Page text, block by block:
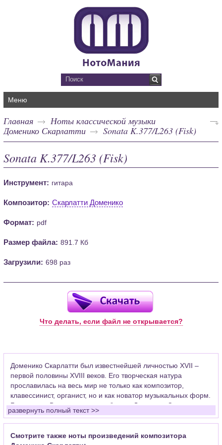
Меню
Главная
Ноты классической музыки
Доменико Скарлатти
Sonata K.377/L263 (Fisk)
Sonata K.377/L263 (Fisk)
Инструмент: гитара
Композитор: Скарлатти Доменико
Формат: pdf
Размер файла: 891.7 Кб
Загрузили: 698 раз
Что делать, если файл не открывается?
Доменико Скарлатти был известнейшей личностью XVII –
первой половины XVIII веков. Его творческая натура
прославилась на весь мир не только как композитор,
клавессинист, органист, но и как новатор музыкальных форм.
Бесспорно. Виртуозные способности Доменико Скарлатти в
игре на клавесине были настолько велики, что своим
исполнением на этом удивительном инструменте он
поражал не только простых слушателей, но и великих
развернуть полный текст >>
Смотрите также ноты произведений композитора